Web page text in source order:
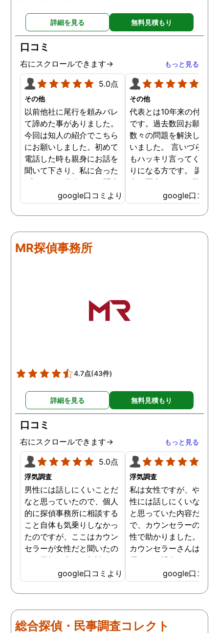
詳細を見る 無料見積もり
口コミ
右にスクロールできます→ もっと見る
5.0点
その他
以前他社に尾行を頼みバレ
て諦めた事がありました。
今回は知人の紹介でこちら
にお願いしました。初めて
電話した時も親身にお話を
聞いて下さり、私に合った
プランで15日位かけて調査
してもらいました。 噂通り
調査も細かく、こんな所ま
でしっかり撮ってくれたん
拠で旦那と今後の話しが早
く進みそうです。また結果
かり注意してくださる方で
した。本当に感謝してま
す。また分からない事があ
がとうございました！！
google口コミより
その他
代表とは10年来の付き合
です。過去数回お願いし
数々の問題を解決しても
いました。 言いづらい
もハッキリ言ってくれて
りになる方です。 調査
書の写真もいつも驚かさ
てどうやって撮ったのか
くと面白い話し聞かせて
れますね。 問題がない
google口コミ
MR探偵事務所
4.7点(43件)
詳細を見る 無料見積もり
口コミ
右にスクロールできます→ もっと見る
5.0点
浮気調査
男性には話しにくいことだ
なと思っていたので、個人
的に探偵事務所に相談する
こと自体も気乗りしなかっ
たのですが、ここはカウン
セラーが女性だと聞いたの
で、勇気を出して相談して
みることにしました。感極
まって泣いてしまったり、
感情が表に出すぎてしまう
ださったので安心して悩み
を話せました。他はどうか
google口コミより
浮気調査
私は女性ですが、やはり
性には話しにくいな。。
と思っていた内容だった
で、カウンセラーの方が
性で助かりました。MR
カウンセラーさんはすご
優しくて親身になって話
聞いてくれるので思わず
を流して話してしまいま
た。それほど自分がずっ
した、調査料金は決して
いとは言えませんが、調
google口コミ
総合探偵・民事調査コレクト